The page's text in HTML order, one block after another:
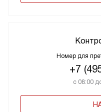
Номер для
+7
с 08:00